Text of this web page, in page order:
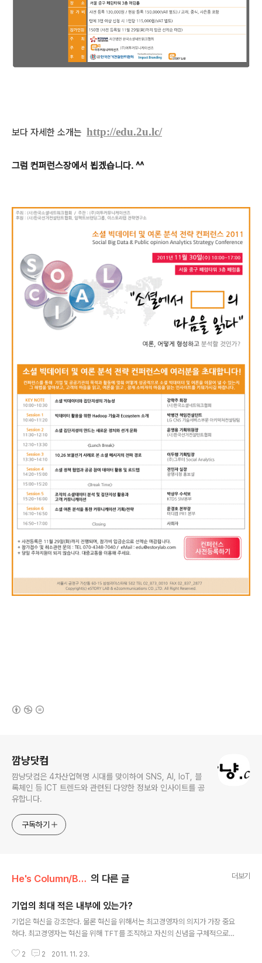
보다 자세한 소개는 http://edu.2u.lc/
그럼 컨퍼런스장에서 뵙겠습니다. ^^
깜냥닷컴
깜냥닷컴은 4차산업혁명 시대를 맞이하여 SNS, AI, IoT, 블
록체인 등 ICT 트렌드와 관련된 다양한 정보와 인사이트를 공
유합니다.
구독하기
He's Column/Business 의 다른 글 더보기
기업의 최대 적은 내부에 있는가?
기업은 혁신을 강조한다. 물론 혁신을 위해서는 최고경영자의 의지가 가장 중요
하다. 최고경영자는 혁신을 위해 TFT를 조직하고 자신의 신념을 구체적으로
공격을 하지 않더라도 TFT의 업무에 비협조적으로 나올 수 있다. 아니 거의 모
2 2 2011. 11. 23.